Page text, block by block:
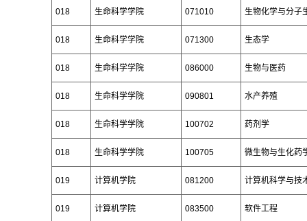
018 生命科学学院 071010 生物化学与分子
018 生命科学学院 071300 生态学
018 生命科学学院 086000 生物与医药
018 生命科学学院 090801 水产养殖
018 生命科学学院 100702 药剂学
018 生命科学学院 100705 微生物与生化药
019 计算机学院 081200 计算机科学与技
019 计算机学院 083500 软件工程